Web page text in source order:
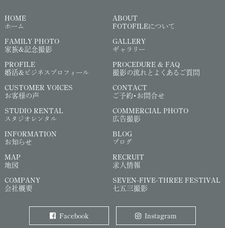
HOME
ホーム
ABOUT
FOTOFILEについて
FAMILY PHOTO
家族&記念撮影
GALLERY
ギャラリー
PROFILE
婚活&ビジネスプロフィール
PROCEDURE & FAQ
撮影の流れとよくあるご質問
CUSTOMER VOICES
お客様の声
CONTACT
ご予約・お問合せ
STUDIO RENTAL
スタジオレンタル
COMMERCIAL PHOTO
広告撮影
INFORMATION
お知らせ
BLOG
ブログ
MAP
地図
RECRUIT
求人情報
COMPANY
会社概要
SEVEN-FIVE-THREE FESTIVAL
七五三撮影
Facebook Instagram